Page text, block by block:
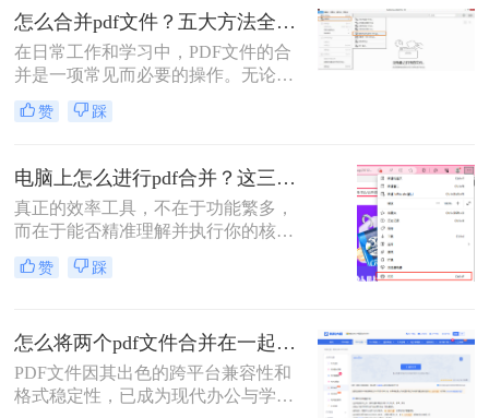
中，“PDF怎么合并”这个问题出现的
频率高居不下。这看似简单的操作，
却实实在在地困扰着众多职场人：报
告整合、资料归档、方案提交……每
一次低效的手动处理，都在悄悄吞噬
你的时间与耐心。
怎么合并pdf文件？五大方法全解析！
在日常工作和学习中，PDF文件的合
并是一项常见而必要的操作。无论是
整理报告、合并多个章节的电子书，
还是将扫描件整合为一份完整文档，
而，面对市场上琳琅满目的工具和方
法，许多用户往往感到困惑：哪种方
法最快捷？哪种最安全？怎么合并pdf
文件=
赞 踩
电脑上怎么进行pdf合并？这三招，让你十分钟从小白变高手！
真正的效率工具，不在于功能繁多，
而在于能否精准理解并执行你的核心
意图。“小编，快帮帮我！明早汇报
用的方案，十几份PDF还散着，甲方
紧急求助。
赞 踩
怎么将两个pdf文件合并在一起？五大方法全面解析！
PDF文件因其出色的跨平台兼容性和
格式稳定性，已成为现代办公与学术